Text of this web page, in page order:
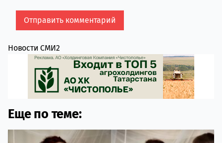
Новости СМИ2
Еще по теме: